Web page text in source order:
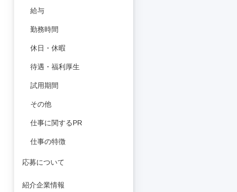
給与
勤務時間
休日・休暇
待遇・福利厚生
試用期間
その他
仕事に関するPR
仕事の特徴
応募について
紹介企業情報